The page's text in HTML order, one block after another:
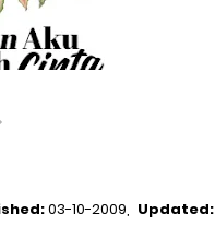
03-10-2009 Updated: